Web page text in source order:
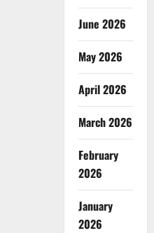
June 2026
May 2026
April 2026
March 2026
February
2026
January
2026